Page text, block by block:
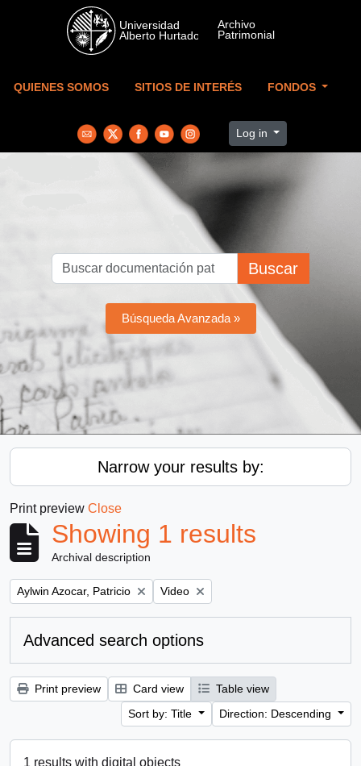
Skip to main content
QUIENES SOMOS SITIOS DE INTERÉS FONDOS
Log in
Buscar
Búsqueda Avanzada »
Narrow your results by:
Print preview Close
Showing 1 results
Archival description
Remove filter:
Aylwin Azocar, Patricio Remove filter:
Video
Advanced search options
Print preview Card view
Table view
Sort by: Title
Direction: Descending
1 results with digital objects